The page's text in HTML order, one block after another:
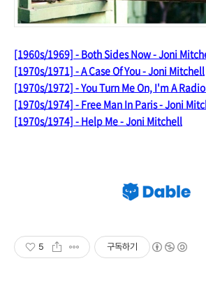
[1960s/1969] - Both Sides Now - Joni
[1970s/1971] - A Case Of You - Joni Mitchell
[1970s/1972] - You Turn Me On, I'm A
[1970s/1974] - Free Man In Paris - Joni
[1970s/1974] - Help Me - Joni Mitchell
5 구독하기